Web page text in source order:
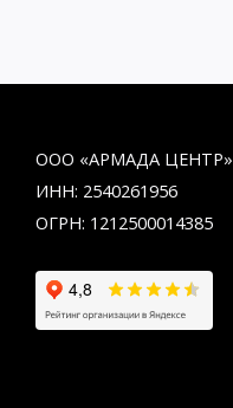
ООО «АРМАДА ЦЕНТР»
ИНН: 2540261956
ОГРН: 1212500014385